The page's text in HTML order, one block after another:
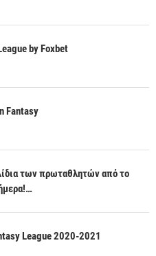
by Foxbet
Fantasy
των πρωταθλητών από το
League 2020-2021